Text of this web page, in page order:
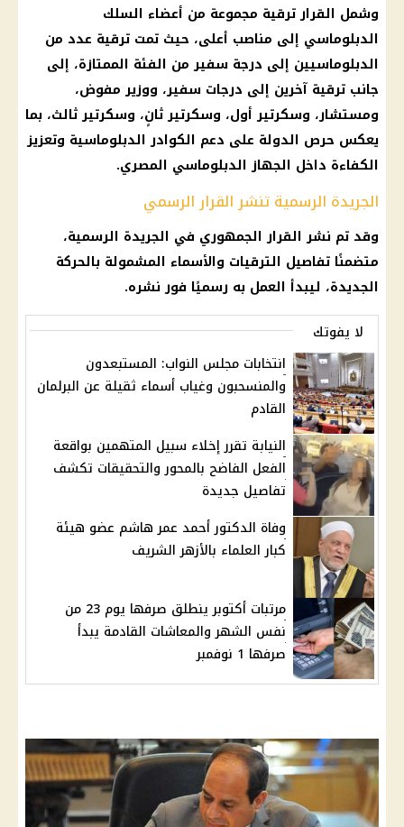
وشمل القرار ترقية مجموعة من أعضاء السلك
الدبلوماسي إلى مناصب أعلى، حيث تمت ترقية عدد من
الدبلوماسيين إلى درجة سفير من الفئة الممتازة، إلى
جانب ترقية آخرين إلى درجات سفير، ووزير مفوض،
ومستشار، وسكرتير أول، وسكرتير ثانٍ، وسكرتير ثالث، بما
يعكس حرص الدولة على دعم الكوادر الدبلوماسية وتعزيز
الكفاءة داخل الجهاز الدبلوماسي المصري.
الجريدة الرسمية تنشر القرار الرسمي
وقد تم نشر القرار الجمهوري في الجريدة الرسمية،
متضمنًا تفاصيل الترقيات والأسماء المشمولة بالحركة
الجديدة، ليبدأ العمل به رسميًا فور نشره.
لا يفوتك
انتخابات مجلس النواب: المستبعدون
والمنسحبون وغياب أسماء ثقيلة عن البرلمان
القادم
النيابة تقرر إخلاء سبيل المتهمين بواقعة
الفعل الفاضح بالمحور والتحقيقات تكشف
تفاصيل جديدة
وفاة الدكتور أحمد عمر هاشم عضو هيئة
كبار العلماء بالأزهر الشريف
مرتبات أكتوبر ينطلق صرفها يوم 23 من
نفس الشهر والمعاشات القادمة يبدأ
صرفها 1 نوفمبر